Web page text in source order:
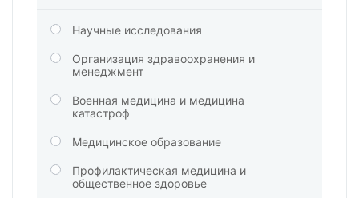
Научные исследования
Организация здравоохранения и
менеджмент
Военная медицина и медицина
катастроф
Медицинское образование
Профилактическая медицина и
общественное здоровье